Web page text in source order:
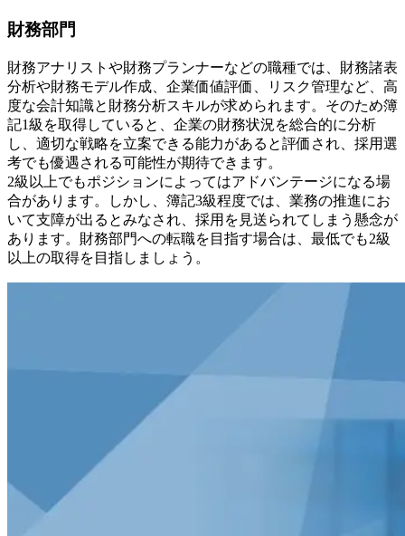
財務部門
財務アナリストや財務プランナーなどの職種では、財務諸表
分析や財務モデル作成、企業価値評価、リスク管理など、高
度な会計知識と財務分析スキルが求められます。そのため簿
記1級を取得していると、企業の財務状況を総合的に分析
し、適切な戦略を立案できる能力があると評価され、採用選
考でも優遇される可能性が期待できます。
2級以上でもポジションによってはアドバンテージになる場
合があります。しかし、簿記3級程度では、業務の推進にお
いて支障が出るとみなされ、採用を見送られてしまう懸念が
あります。財務部門への転職を目指す場合は、最低でも2級
以上の取得を目指しましょう。